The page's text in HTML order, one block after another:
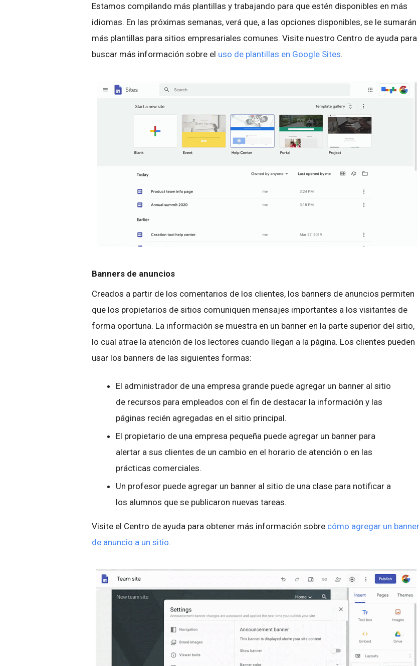
Estamos compilando más plantillas y trabajando para que estén disponibles en más
idiomas. En las próximas semanas, verá que, a las opciones disponibles, se le sumarán
más plantillas para sitios empresariales comunes. Visite nuestro Centro de ayuda para
buscar más información sobre el uso de plantillas en Google Sites.
Banners de anuncios
Creados a partir de los comentarios de los clientes, los banners de anuncios permiten
que los propietarios de sitios comuniquen mensajes importantes a los visitantes de
forma oportuna. La información se muestra en un banner en la parte superior del sitio,
lo cual atrae la atención de los lectores cuando llegan a la página. Los clientes pueden
usar los banners de las siguientes formas:
El administrador de una empresa grande puede agregar un banner al sitio
de recursos para empleados con el fin de destacar la información y las
páginas recién agregadas en el sitio principal.
El propietario de una empresa pequeña puede agregar un banner para
alertar a sus clientes de un cambio en el horario de atención o en las
prácticas comerciales.
Un profesor puede agregar un banner al sitio de una clase para notificar a
los alumnos que se publicaron nuevas tareas.
Visite el Centro de ayuda para obtener más información sobre cómo agregar un banner
de anuncio a un sitio.